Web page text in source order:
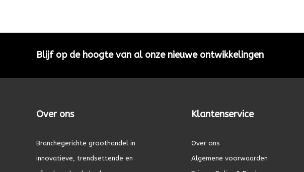
Blijf op de hoogte van al onze nieuwe ontwikkelingen
Over ons
Branchegerichte groothandel in
innovatieve, trendsettende en
Klantenservice
Over ons
Algemene voorwaarden